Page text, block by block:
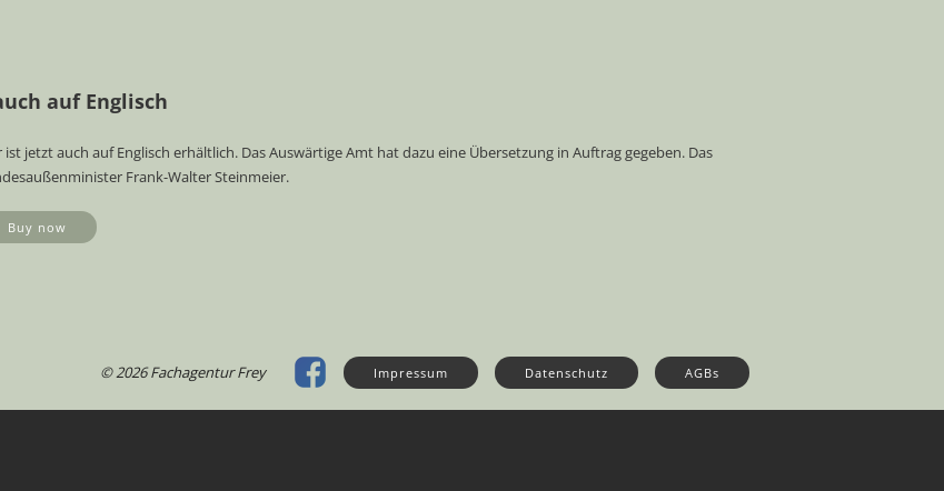
auf Englisch
ist jetzt auch auf Englisch erhältlich. Das Auswärtige Amt hat dazu eine Übersetzung in Auftrag gegeben. Das
Frank-Walter Steinmeier.
Buy now
© 2026 Fachagentur Frey Impressum Datenschutz AGBs